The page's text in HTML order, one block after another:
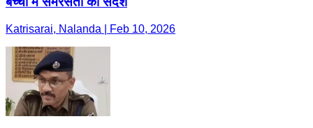
Katrisarai, Nalanda | Feb 10, 2026